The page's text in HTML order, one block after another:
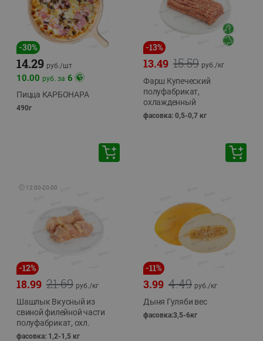
-30%
14.29 руб./шт
10.00 руб. за 6
Пицца КАРБОНАРА
490г
-13%
15.59
13.49 руб./кг
Фарш Купеческий
полуфабрикат,
охлажденный
фасовка: 0,5-0,7 кг
🕘 12:00-20:00
-12%
21.69
18.99 руб./кг
Шашлык Вкусный из
свиной филейной части
полуфабрикат, охл.
фасовка: 1,2-1,5 кг
-11%
4.49
3.99 руб./кг
Дыня Гуляби вес
фасовка:3,5-6кг